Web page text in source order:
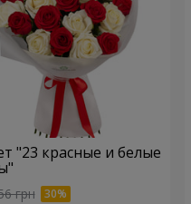
"23 красные и белые
грн